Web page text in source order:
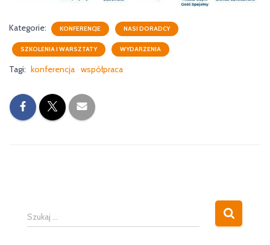
Kategorie: KONFERENCJE NASI DORADCY
SZKOLENIA I WARSZTATY WYDARZENIA
Tagi: konferencja współpraca
S
z
Szukaj …